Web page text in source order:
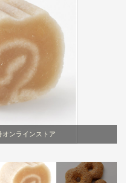
オンラインストア